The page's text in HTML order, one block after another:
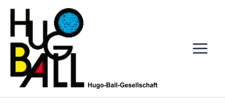
Zum
Inhalt